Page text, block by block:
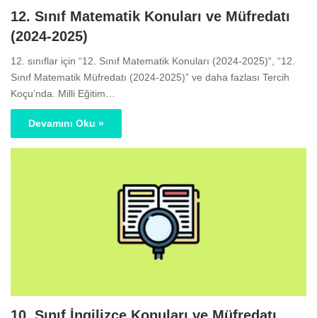
12. Sınıf Matematik Konuları ve Müfredatı
(2024-2025)
12. sınıflar için “12. Sınıf Matematik Konuları (2024-2025)“, “12.
Sınıf Matematik Müfredatı (2024-2025)” ve daha fazlası Tercih
Koçu’nda. Milli Eğitim…
Devamını Oku »